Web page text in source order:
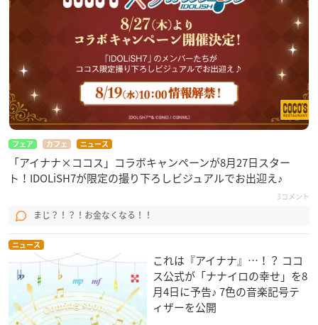
フェア カフェ ニュース
「アイナナ×ココス」コラボキャンペーンが8月27日スター
ト！IDOLiSH7が限定の撮り下ろしビジュアルでお出迎え♪
3コメント
まじ？！？！お金なくなる！！
ニュース
これは『アイナナ』…！？ ココ
ス公式が「ナナイロの幸せ」を8
月4日に予告♪ 7色の音楽記号テ
ィザーを公開